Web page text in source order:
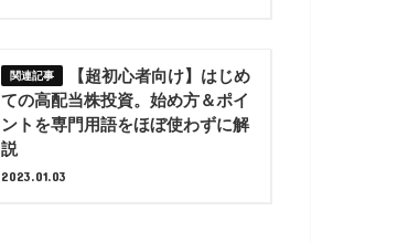
【超初心者向け】はじめ
ての高配当株投資。始め方＆ポイ
ントを専門用語をほぼ使わずに解
説
2023.01.03